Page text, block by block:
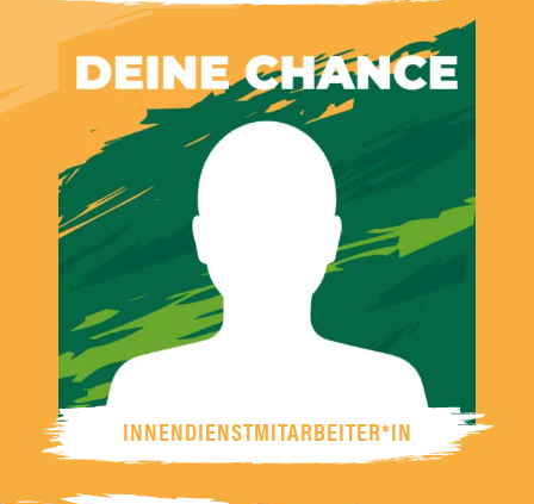
INNENDIENSTMITARBEITER*IN